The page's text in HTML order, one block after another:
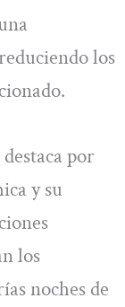
los
por
y su
los
noches de